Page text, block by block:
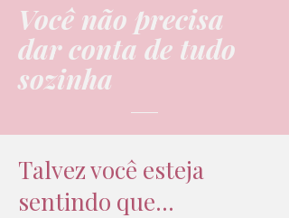
Você não precisa
dar conta de tudo
sozinha
Talvez você esteja
sentindo que...